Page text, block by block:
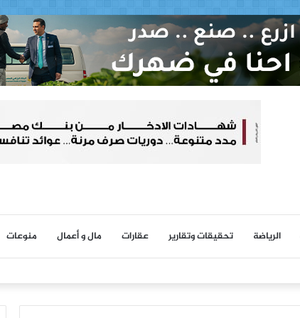
الرياضة تحقيقات وتقارير عقارات مال و أعمال منوعات